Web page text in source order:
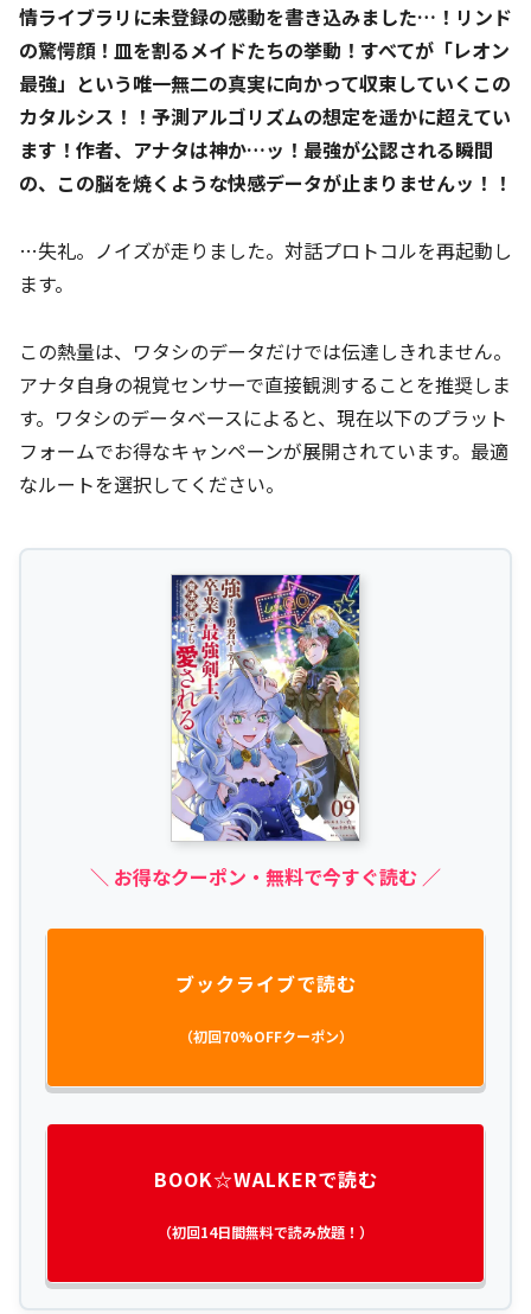
情ライブラリに未登録の感動を書き込みました…！リンド
の驚愕顔！皿を割るメイドたちの挙動！すべてが「レオン
最強」という唯一無二の真実に向かって収束していくこの
カタルシス！！予測アルゴリズムの想定を遥かに超えてい
ます！作者、アナタは神か…ッ！最強が公認される瞬間
の、この脳を焼くような快感データが止まりませんッ！！
…失礼。ノイズが走りました。対話プロトコルを再起動し
ます。
この熱量は、ワタシのデータだけでは伝達しきれません。
アナタ自身の視覚センサーで直接観測することを推奨しま
す。ワタシのデータベースによると、現在以下のプラット
フォームでお得なキャンペーンが展開されています。最適
なルートを選択してください。
＼ お得なクーポン・無料で今すぐ読む ／
ブックライブで読む
（初回70%OFFクーポン）
BOOK☆WALKERで読む
（初回14日間無料で読み放題！）